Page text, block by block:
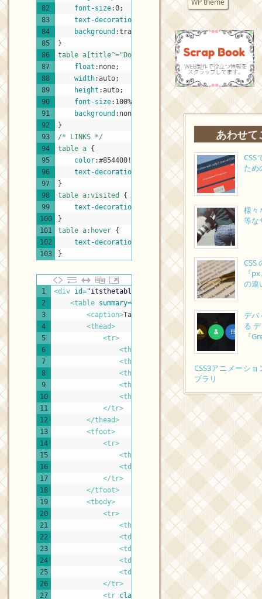
82
83
84
85
86
87
88
89
90
91
92
93
94
95
96
97
98
99
100
101
102
103
font-size:0;
text-decoration
background :transparent url("http://
}
table a[title^="Download"]
float : none;
width:auto;
height :auto;
font-size: 100%;
background : none
}
/* LINKS */
table a {
color:#854400!important
text-decoration
}
table a:visited
{
text-decoration
line-through
}
table a:hover {
text-decoration
underline;
}
XHTML
1
2
3
4
5
6
7
8
9
10
11
12
13
14
15
16
17
18
19
20
21
22
23
24
25
26
27
<div id="itsthetable"
<table summary="Submitted table designs">
<caption>Table designs </caption>
<thead>
<tr>
<th
"col" Design Name</th>
<th
"col"
<th
"col" Country</th>
<th
"col" Comment</th>
<th
"col" >Download</th>
</tr>
</thead>
<tfoot>
<tr>
<th
"row"> Total</th>
<td
"4"> 5 designs
</td>
</tr>
</tfoot>
<tbody>
<tr>
<th
"row" "r5" ><a
"#"
<td>
""> Link</a>
</td>
<td>
</td>
<td>
Description.
</td>
<td>
href = "#" >Link </a></td>
</tr>
<tr class
>
WP theme
あわせて
CSS
ため
様々
等な
『
の違
デバ
る
『
CSS3アニメーシ
ブラリ